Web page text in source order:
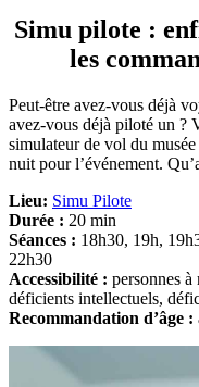
Simu pilote :
les
Peut-être avez-vous déjà
avez-vous déjà piloté un ?
simulateur de vol du
nuit pour l’événement.
Lieu: Simu Pilote
Durée : 20 min
Séances : 18h30, 19h,
22h30
Accessibilité : personnes
déficients intellectuels,
Recommandation d’âge :